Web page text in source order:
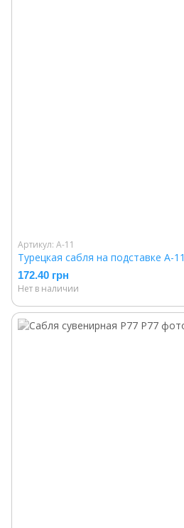
Артикул: A-11
Турецкая сабля на подставке A-11
172.40 грн
Нет в наличии